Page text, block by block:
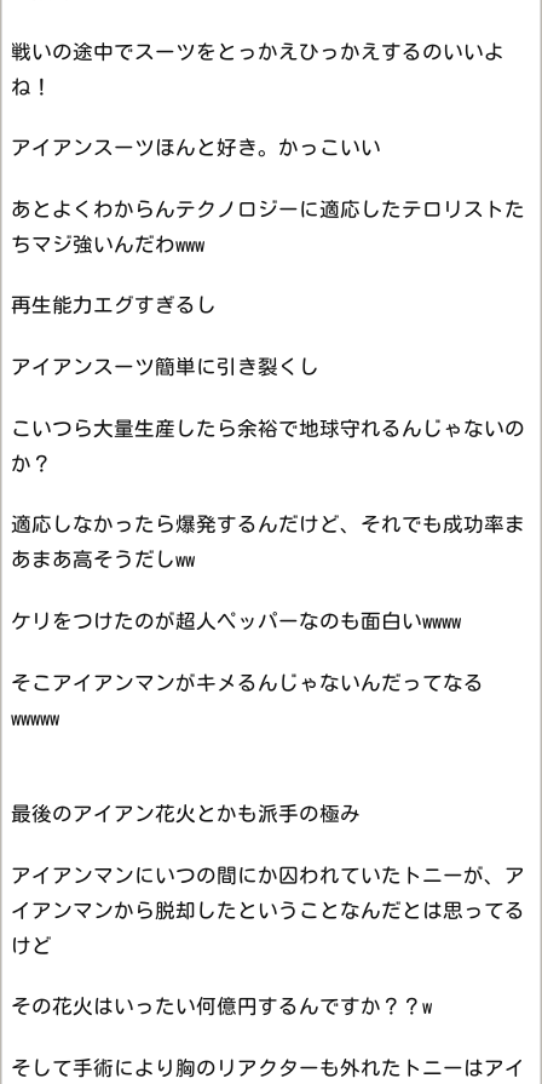
戦いの途中でスーツをとっかえひっかえするのいいよ
ね！
アイアンスーツほんと好き。かっこいい
あとよくわからんテクノロジーに適応したテロリストた
ちマジ強いんだわwww
再生能力エグすぎるし
アイアンスーツ簡単に引き裂くし
こいつら大量生産したら余裕で地球守れるんじゃないの
か？
適応しなかったら爆発するんだけど、それでも成功率ま
あまあ高そうだしww
ケリをつけたのが超人ペッパーなのも面白いwwww
そこアイアンマンがキメるんじゃないんだってなる
wwwww
最後のアイアン花火とかも派手の極み
アイアンマンにいつの間にか囚われていたトニーが、ア
イアンマンから脱却したということなんだとは思ってる
けど
その花火はいったい何億円するんですか？？w
そして手術により胸のリアクターも外れたトニーはアイ